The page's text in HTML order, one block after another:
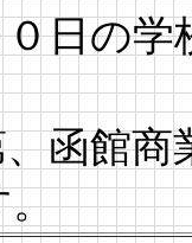
学校祭
商業
。